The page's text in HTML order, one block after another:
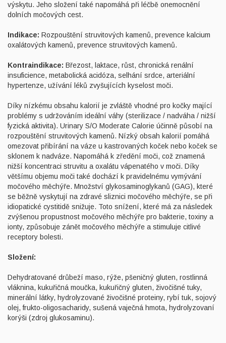
výskytu. Jeho složení také napomáhá při léčbě onemocnění
dolních močových cest.
Indikace: Rozpouštění struvitových kamenů, prevence kalcium
oxalátových kamenů, prevence struvitových kamenů.
Kontraindikace: Březost, laktace, růst, chronická renální
insuficience, metabolická acidóza, selhání srdce, arteriální
hypertenze, užívání léků zvyšujících kyselost moči.
Díky nízkému obsahu kalorií je zvláště vhodné pro kočky mající
problémy s udržováním ideální váhy (sterilizace / nadváha / nižší
fyzická aktivita). Urinary S/O Moderate Calorie účinně působí na
rozpouštění struvitových kamenů. Nízký obsah kalorií pomáhá
omezovat přibírání na váze u kastrovaných koček nebo koček se
sklonem k nadváze. Napomáhá k zředění moči, což znamená
nižší koncentraci struvitu a oxalátu vápenatého v moči. Díky
většímu objemu moči také dochází k pravidelnému vymývání
močového měchýře. Množství glykosaminoglykanů (GAG), které
se běžně vyskytují na zdravé sliznici močového měchýře, se při
idiopatické cystitidě snižuje. Toto snížení, které má za následek
zvýšenou propustnost močového měchýře pro bakterie, toxiny a
ionty, způsobuje zánět močového měchýře a stimuluje citlivé
receptory bolesti.
Složení:
Dehydratované drůbeží maso, rýže, pšeničný gluten, rostlinná
vláknina, kukuřičná moučka, kukuřičný gluten, živočišné tuky,
minerální látky, hydrolyzované živočišné proteiny, rybí tuk, sojový
olej, frukto-oligosacharidy, sušená vaječná hmota, hydrolyzovaní
korýši (zdroj glukosaminu).